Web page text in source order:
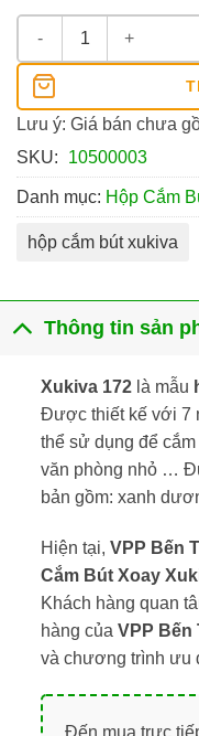
Hộp Cắm Bút Xoay
Lưu ý: Giá bán chưa
SKU:
10500003
Danh mục: Hộp Cắm
hộp cắm bút xukiva
Thông tin sản
Xukiva 172 là mẫu
Được thiết kế với 7
thể sử dụng để
văn phòng nhỏ …
bản gồm: xanh
Hiện tại, VPP Bến
Cắm Bút Xoay
Khách hàng quan
hàng của VPP Bến
và chương trình ưu